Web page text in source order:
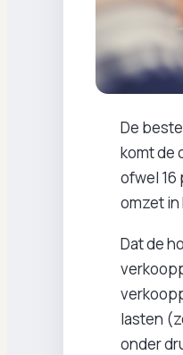
De
komt de
ofwel 16
omzet in
Dat de
lasten
onder